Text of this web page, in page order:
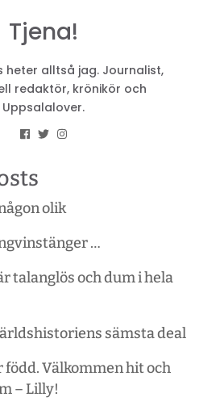
Tjena!
heter alltså jag. Journalist,
redaktör, krönikör och
Uppsalalover.
olik
…
talanglös och dum i hela
sämsta deal
född. Välkommen hit och
– Lilly!